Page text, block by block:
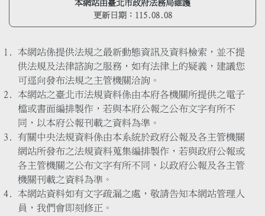
本網站由臺北市政府法務局維護
更新日期： 115.08.08
本網站係提供法規之最新動態資訊及資料檢索，並不提
供法規及法律諮詢之服務，如有法律上的疑義，建議您
可逕向發布法規之主管機關洽詢。
本網站之臺北市法規資料係由本府各機關所提供之電子
檔或書面編排製作，若與本府公報之公布文字有所不
同，以本府公報刊載之資料為準。
有關中央法規資料係由本系統於政府公報及各主管機關
網站所發布之法規資料蒐集編排製作，若與政府公報或
各主管機關之公布文字有所不同，以政府公報及各主管
機關刊載之資料為準。
本網站資料如有文字疏漏之處，敬請告知本網站管理人
員，我們會即刻修正。